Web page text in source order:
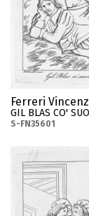
Ferreri
GIL BLAS CO'
S-FN35601